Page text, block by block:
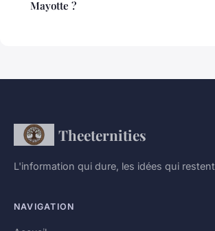
Mayotte ?
Theeternities
L'information qui dure, les idées qui restent
NAVIGATION